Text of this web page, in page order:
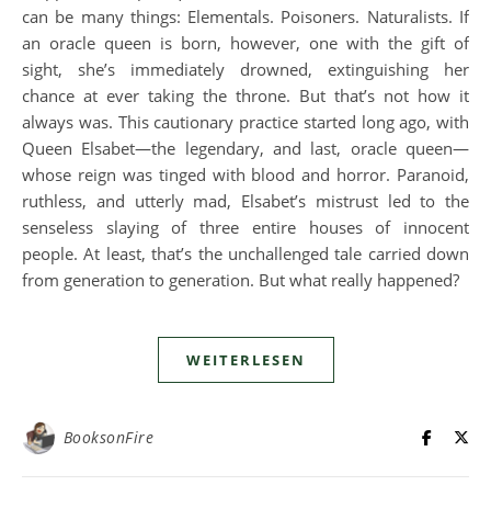
can be many things: Elementals. Poisoners. Naturalists. If
an oracle queen is born, however, one with the gift of
sight, she’s immediately drowned, extinguishing her
chance at ever taking the throne. But that’s not how it
always was. This cautionary practice started long ago, with
Queen Elsabet—the legendary, and last, oracle queen—
whose reign was tinged with blood and horror. Paranoid,
ruthless, and utterly mad, Elsabet’s mistrust led to the
senseless slaying of three entire houses of innocent
people. At least, that’s the unchallenged tale carried down
from generation to generation. But what really happened?
WEITERLESEN
BooksonFire